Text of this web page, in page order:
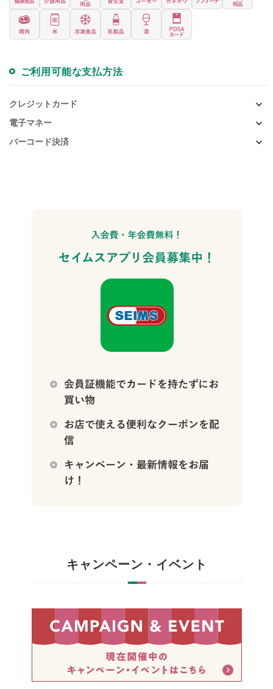
ご利用可能な支払方法
クレジットカード
電子マネー
バーコード決済
キャンペーン・イベント